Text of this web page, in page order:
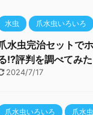
水虫 爪水虫いろいろ
水虫完治セットで
!?評判を調べてみた
2024/7/17
爪水虫いろいろ 爪水